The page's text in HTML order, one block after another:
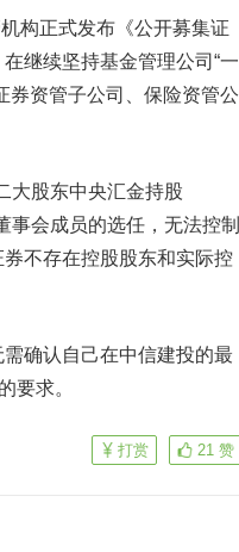
构正式发布《公开募集证
在继续坚持基金管理公司“一
券资管子公司、保险资管公
大股东中央汇金持股
事会成员的选任，无法控制
不存在控股股东和实际控
确认自己在中信建投的最
要求。
21 赞
打赏